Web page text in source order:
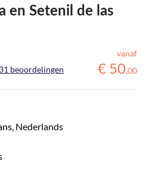
en Setenil de las
beoordelingen
vanaf
€ 50,00
Nederlands